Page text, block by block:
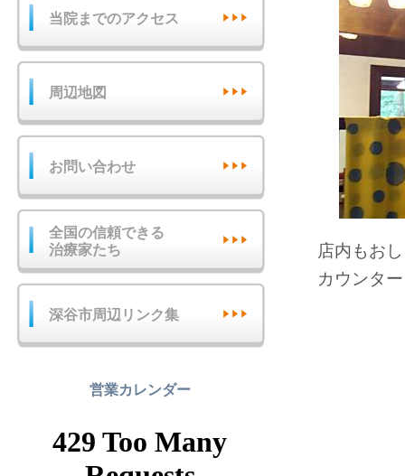
店内もお
カウンタ
当院までのアクセス
周辺地図
お問い合わせ
全国の信頼できる
治療家たち
深谷市周辺リンク集
営業カレンダー